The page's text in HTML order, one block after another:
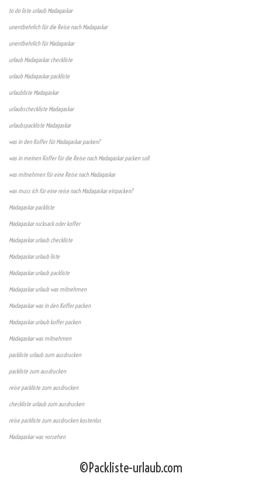
to do liste urlaub Madagaskar
unentbehrlich für die Reise nach Madagaskar
unentbehrlich für Madagaskar
urlaub Madagaskar checkliste
urlaub Madagaskar packliste
urlaubliste Madagaskar
urlaubscheckliste Madagaskar
urlaubspackliste Madagaskar
was in den Koffer für Madagaskar packen?
was in meinen Koffer für die Reise nach Madagaskar packen soll
was mitnehmen für eine Reise nach Madagaskar
was muss ich für eine reise nach Madagaskar einpacken?
Madagaskar packliste
Madagaskar rucksack oder koffer
Madagaskar urlaub checkliste
Madagaskar urlaub liste
Madagaskar urlaub packliste
Madagaskar urlaub was mitnehmen
Madagaskar was in den Koffer packen
Madagaskar urlaub koffer packen
Madagaskar was mitnehmen
packliste urlaub zum ausdrucken
packliste zum ausdrucken
reise packliste zum ausdrucken
checkliste urlaub zum ausdrucken
reise packliste zum ausdrucken kostenlos
Madagaskar was vorsehen
©Packliste-urlaub.com